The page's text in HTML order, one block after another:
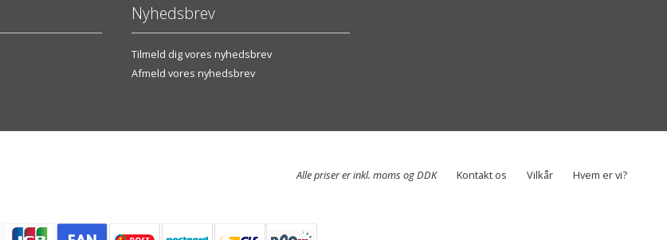
Nyhedsbrev
Tilmeld dig vores nyhedsbrev
Afmeld vores nyhedsbrev
Hvem er vi?
Vilkår
Kontakt os
Alle priser er inkl. moms og DDK